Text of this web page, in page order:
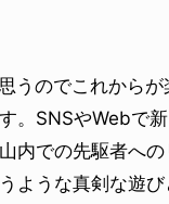
のでこれからが
。SNSやWebで
内での先駆者へ
ような真剣な遊